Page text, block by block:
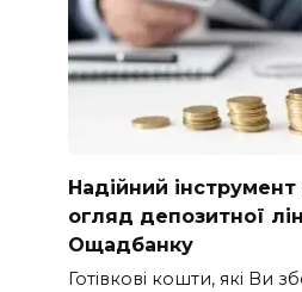
Надійний
огляд депозитної
Ощадбанку
Готівкові кошти, які Ви